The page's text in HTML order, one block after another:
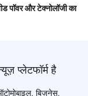
और टेक्नोलॉजी का
बिज़नेस,